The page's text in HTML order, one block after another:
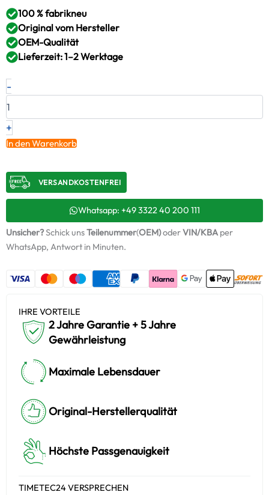
100 % fabrikneu
Original vom Hersteller
OEM-Qualität
Lieferzeit: 1–2 Werktage
-
Neuer
Original
2.2
CRD
–
/
VV12
+
Menge
+
In den Warenkorb
VERSANDKOSTENFREI​
Whatsapp: +49 3322 40 200 111
Unsicher?Schick unsTeilenummer(OEM)oderVIN/KBAper
WhatsApp, Antwort in Minuten.
IHRE VORTEILE
2 Jahre Garantie + 5 Jahre
Gewährleistung
Maximale Lebensdauer
Original-Herstellerqualität
Höchste Passgenauigkeit
TIMETEC24 VERSPRECHEN